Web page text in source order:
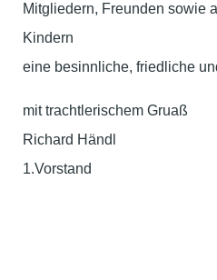
Mitgliedern, Freunden sowie
Kindern
eine besinnliche, friedliche
mit trachtlerischem Gruaß
Richard Händl
1.Vorstand